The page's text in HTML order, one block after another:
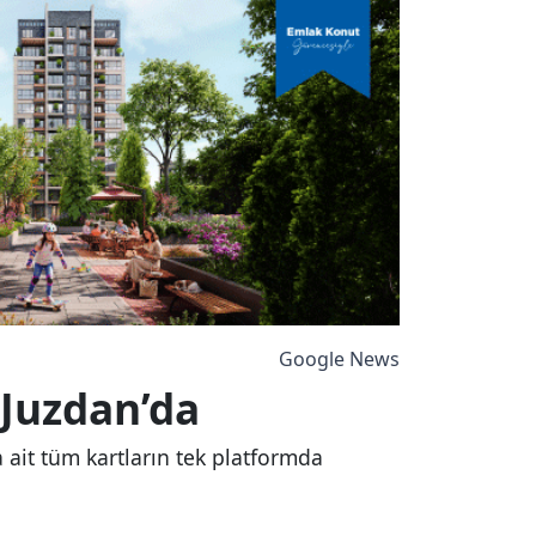
Google News
ait tüm kartların tek platformda